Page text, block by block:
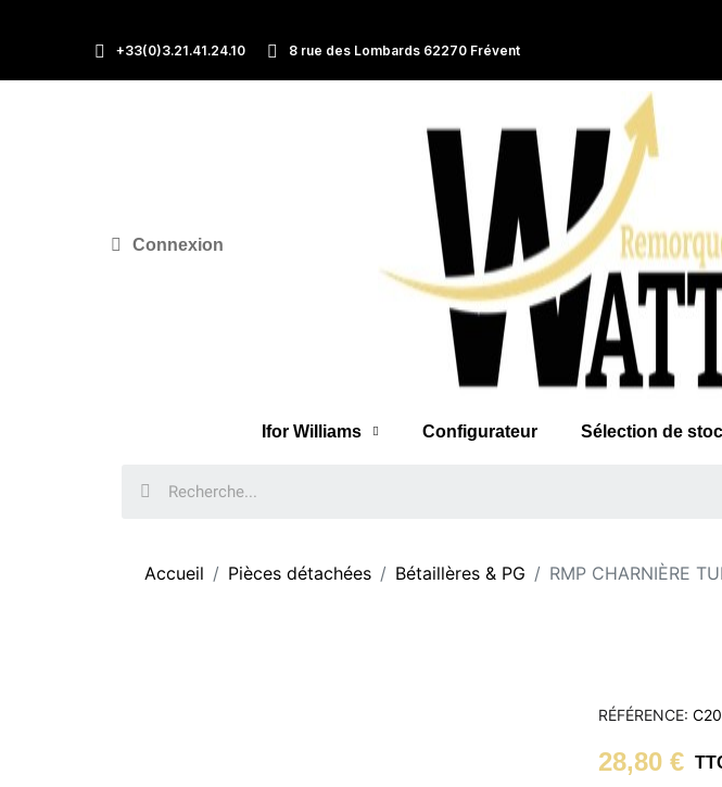
+33(0)3.21.41.24.10 8 rue des Lombards 62270 Frévent
Connexion
Ifor Williams Configurateur Sélection de
Accueil Pièces détachées Bétaillères & PG RMP CHARNIÈRE
RÉFÉRENCE
28,80 €